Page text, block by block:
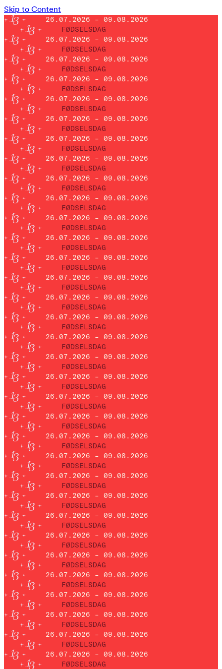
Skip to Content
26.07.2026 – 09.08.2026
FØDSELSDAG
26.07.2026 – 09.08.2026
FØDSELSDAG
26.07.2026 – 09.08.2026
FØDSELSDAG
26.07.2026 – 09.08.2026
FØDSELSDAG
26.07.2026 – 09.08.2026
FØDSELSDAG
26.07.2026 – 09.08.2026
FØDSELSDAG
26.07.2026 – 09.08.2026
FØDSELSDAG
26.07.2026 – 09.08.2026
FØDSELSDAG
26.07.2026 – 09.08.2026
FØDSELSDAG
26.07.2026 – 09.08.2026
FØDSELSDAG
26.07.2026 – 09.08.2026
FØDSELSDAG
26.07.2026 – 09.08.2026
FØDSELSDAG
26.07.2026 – 09.08.2026
FØDSELSDAG
26.07.2026 – 09.08.2026
FØDSELSDAG
26.07.2026 – 09.08.2026
FØDSELSDAG
26.07.2026 – 09.08.2026
FØDSELSDAG
26.07.2026 – 09.08.2026
FØDSELSDAG
26.07.2026 – 09.08.2026
FØDSELSDAG
26.07.2026 – 09.08.2026
FØDSELSDAG
26.07.2026 – 09.08.2026
FØDSELSDAG
26.07.2026 – 09.08.2026
FØDSELSDAG
26.07.2026 – 09.08.2026
FØDSELSDAG
26.07.2026 – 09.08.2026
FØDSELSDAG
26.07.2026 – 09.08.2026
FØDSELSDAG
26.07.2026 – 09.08.2026
FØDSELSDAG
26.07.2026 – 09.08.2026
FØDSELSDAG
26.07.2026 – 09.08.2026
FØDSELSDAG
26.07.2026 – 09.08.2026
FØDSELSDAG
26.07.2026 – 09.08.2026
FØDSELSDAG
26.07.2026 – 09.08.2026
FØDSELSDAG
26.07.2026 – 09.08.2026
FØDSELSDAG
26.07.2026 – 09.08.2026
FØDSELSDAG
26.07.2026 – 09.08.2026
FØDSELSDAG